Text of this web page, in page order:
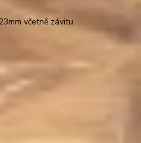
včetně závitu